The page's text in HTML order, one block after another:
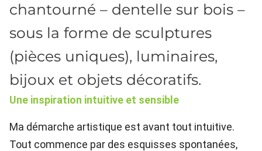
chantourné – dentelle sur bois –
sous la forme de sculptures
(pièces uniques), luminaires,
bijoux et objets décoratifs.
Une inspiration intuitive et sensible
Ma démarche artistique est avant tout intuitive.
Tout commence par des esquisses spontanées,